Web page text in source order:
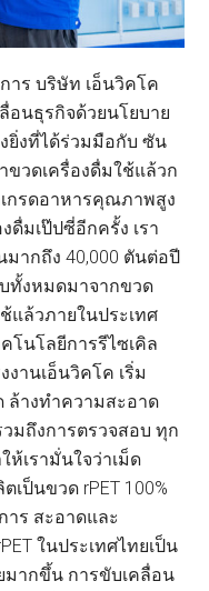
ร บริษัท เอ็นวิคโค
อนธุรกิจด้วยนโยบาย
ยิ่งที่ได้ร่วมมือกับ ซัน
ขวดเครื่องดื่มใช้แล้วก
กรดอาหารคุณภาพสูง
ดื่มเป๊ปซี่อีกครั้ง เรา
มากถึง 40,000 ตันต่อปี
ทั้งหมดมาจากขวด
แล้วภายในประเทศ
โนโลยีการรีไซเคิล
านเอ็นวิคโค เริ่ม
ล้างทำความสะอาด
มถึงการตรวจสอบ ทุก
เรามั่นใจว่าเม็ด
เป็นขวด rPET 100%
ร สะอาดและ
ในประเทศไทยเป็น
ากขึ้น การขับเคลื่อน